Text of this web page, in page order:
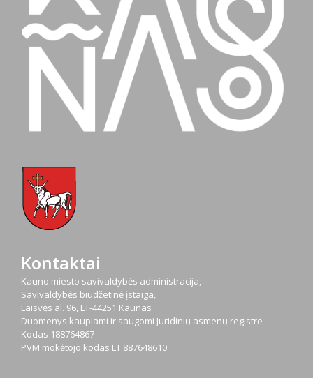
Kontaktai
Kauno miesto savivaldybės administracija,
Savivaldybės biudžetinė įstaiga,
Laisvės al. 96, LT-44251 Kaunas
Duomenys kaupiami ir saugomi Juridinių asmenų registre
Kodas 188764867
PVM mokėtojo kodas LT 887648610